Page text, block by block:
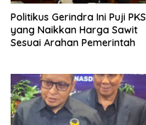
Politikus Gerindra Ini Puji PKS
yang Naikkan Harga Sawit
Sesuai Arahan Pemerintah